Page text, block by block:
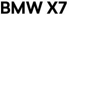
BMW X7